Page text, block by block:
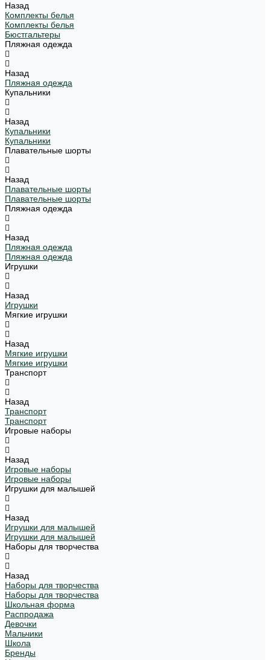
Назад
Комплекты белья
Комплекты белья
Бюстгальтеры
Пляжная одежда
Назад
Пляжная одежда
Купальники
Назад
Купальники
Купальники
Плавательные шорты
Назад
Плавательные шорты
Плавательные шорты
Пляжная одежда
Назад
Пляжная одежда
Пляжная одежда
Игрушки
Назад
Игрушки
Мягкие игрушки
Назад
Мягкие игрушки
Мягкие игрушки
Транспорт
Назад
Транспорт
Транспорт
Игровые наборы
Назад
Игровые наборы
Игровые наборы
Игрушки для малышей
Назад
Игрушки для малышей
Игрушки для малышей
Наборы для творчества
Назад
Наборы для творчества
Наборы для творчества
Школьная форма
Распродажа
Девочки
Мальчики
Школа
Бренды